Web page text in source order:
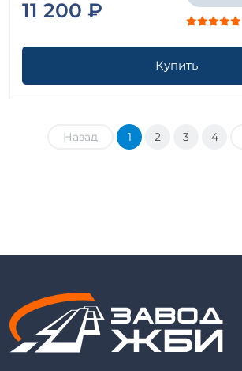
11 200 ₽
Купить
Назад 1 2 3 4